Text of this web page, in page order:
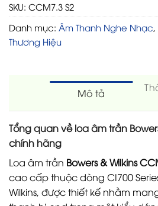
SKU: CCM7.3 S2
Danh mục: Âm Thanh Nghe Nhạc
Thương Hiệu
Mô tả
Tổng quan về loa âm trần
chính hãng
Loa âm trần Bowers & Wilkins
cao cấp thuộc dòng CI700
Wilkins, được thiết kế nhằm